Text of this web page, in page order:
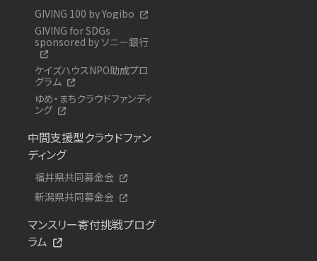
GIVING 100 by Yogibo
GIVING for SDGs
sponsored by ソニー銀行
ケイズハウスNPO助成プロ
グラム
ゆめ・まちクラウドファンディ
ング
中間支援型クラウドファン
ディング
福井県共同募金会
新潟県共同募金会
マンスリー寄付挑戦プログ
ラム